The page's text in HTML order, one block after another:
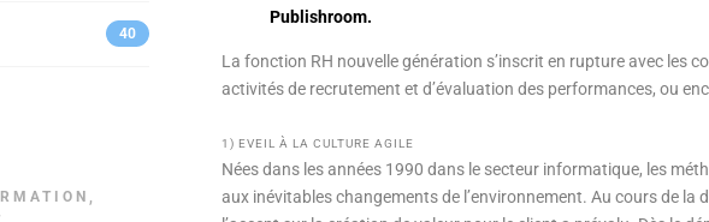
40
,
Publishroom.
La fonction RH nouvelle génération s’inscrit en rupture avec les
activités de recrutement et d’évaluation des performances, ou
1) EVEIL À LA CULTURE AGILE
Nées dans les années 1990 dans le secteur informatique, les
aux inévitables changements de l’environnement. Au cours de